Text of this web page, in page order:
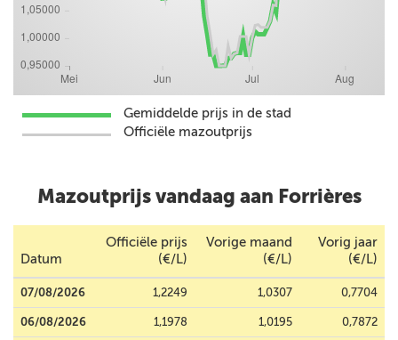
Gemiddelde prijs in de stad
Officiële mazoutprijs
Mazoutprijs vandaag aan Forrières
Datum
Officiële prijs
(€/L)
Vorige maand
(€/L)
Vorig jaar
(€/L)
07/08/2026 1,2249 1,0307 0,7704
06/08/2026 1,1978 1,0195 0,7872